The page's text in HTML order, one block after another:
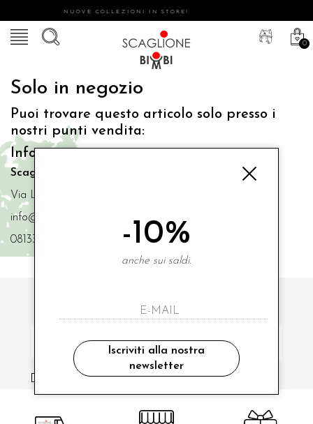
NUOVE COLLEZIONI IN STORE!
0
Solo in negozio
Puoi trovare questo articolo solo presso i
nostri punti vendita:
Info contatti
Scaglione Bimbi di Iacono Maria Angela
Via Luigi Mazzella,73 80077 Ischia
info@scaglionebimbi.com
0813331162
ISCRIVITI ALLA NOSTRA NEWSLETTER
ho letto ed accettato le condizioni sulla privacy.
-10%
anche sui saldi.
Iscriviti alla nostra
newsletter